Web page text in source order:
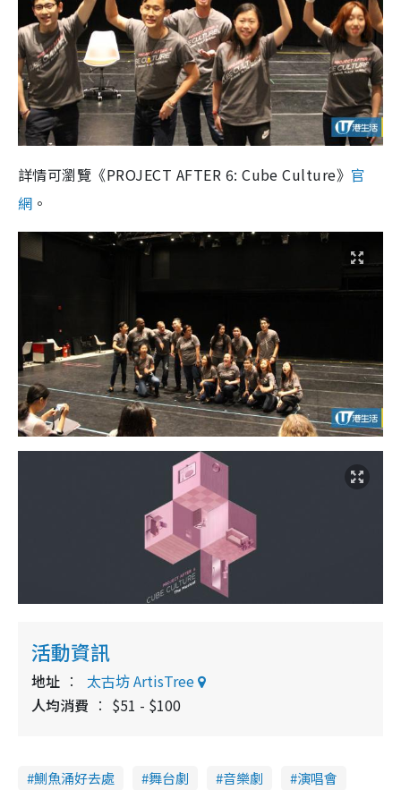
詳情可瀏覽《PROJECT AFTER 6: Cube Culture》 官
網 。
活動資訊
地址
太古坊 ArtisTree
人均消費
$51 - $100
鰂魚涌好去處 舞台劇 音樂劇 演唱會